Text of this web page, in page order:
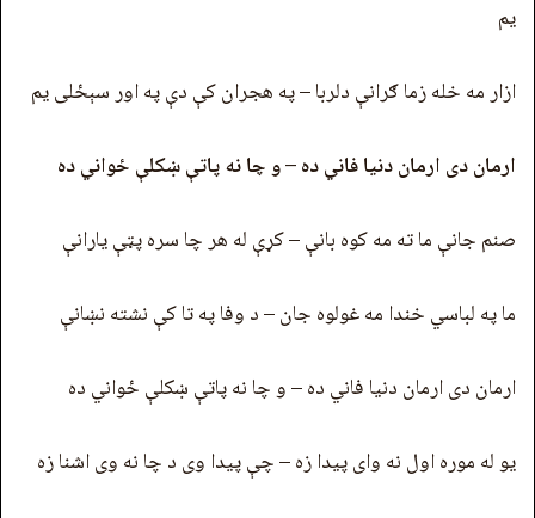
یم
ازار مه خله زما ګرانې دلربا – په هجران کې دې په اور سېځلی یم
ارمان دی ارمان دنیا فاني ده – و چا نه پاتې ښکلې ځواني ده
صنم جانې ما ته مه کوه بانې – کړې له هر چا سره پټې یارانې
ما په لباسي خندا مه غولوه جان – د وفا په تا کې نشته نښانې
ارمان دی ارمان دنیا فاني ده – و چا نه پاتې ښکلې ځواني ده
یو له موره اول نه وای پیدا زه – چې پیدا وی د چا نه وی اشنا زه